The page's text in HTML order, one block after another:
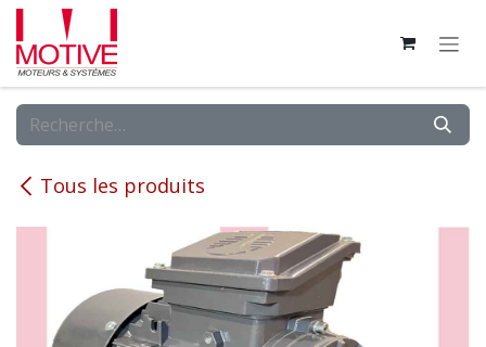
Se rendre au contenu
Tous les produits